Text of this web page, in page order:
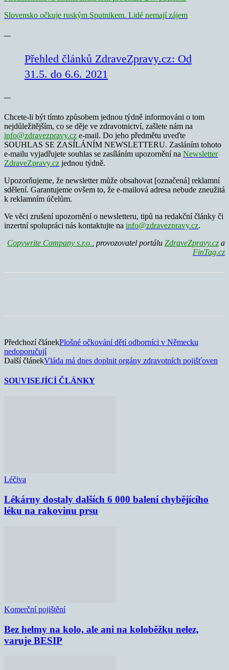
Slovensko očkuje ruským Sputnikem. Lidé nemají zájem
—
Přehled článků ZdraveZpravy.cz: Od
31.5. do 6.6. 2021
—
Chcete-li být tímto způsobem jednou týdně informováni o tom
nejdůležitějším, co se děje ve zdravotnictví, zašlete nám na
info@zdravezpravy.cz e-mail. Do jeho předmětu uveďte
SOUHLAS SE ZASÍLÁNÍM NEWSLETTERU. Zasláním tohoto
e-mailu vyjadřujete souhlas se zasíláním upozornění na Newsletter
ZdraveZpravy.cz jednou týdně.
Upozorňujeme, že newsletter může obsahovat [označená] reklamní
sdělení. Garantujeme ovšem to, že e-mailová adresa nebude zneužitá
k reklamním účelům.
Ve věci zrušení upozornění o newsletteru, tipů na redakční články či
inzertní spolupráci nás kontaktujte na info@zdravezpravy.cz.
Copywrite Company s.r.o. , provozovatel portálu ZdraveZpravy.cz a
FinTag.cz
Předchozí článekPlošné očkování dětí odborníci v Německu
nedoporučují
Další článekVláda má dnes doplnit orgány zdravotních pojišťoven
SOUVISEJÍCÍ ČLÁNKY
Léčiva
Lékárny dostaly dalších 6 000 balení chybějícího
léku na rakovinu prsu
Komerční pojištění
Bez helmy na kolo, ale ani na koloběžku nelez,
varuje BESIP